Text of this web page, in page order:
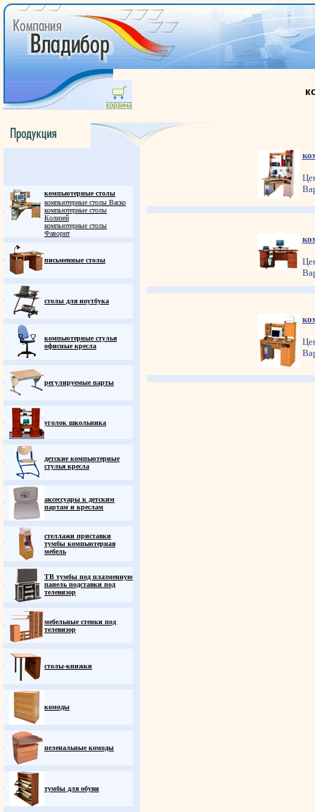
компьютерные столы
компьютерные столы Васко
компьютерные столы
Колизей
компьютерные столы
Фаворит
письменные столы
столы для ноутбука
компьютерные стулья
офисные кресла
регулируемые парты
уголок школьника
детские компьютерные
стулья кресла
аксессуары к детским
партам и креслам
стеллажи приставки
тумбы компьютерная
мебель
ТВ тумбы под плазменную
панель подставки под
телевизор
мебельные стенки под
телевизор
столы-книжки
комоды
пеленальные комоды
тумбы для обуви